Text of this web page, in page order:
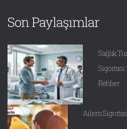
Son Paylaşımlar
Sağlık
Rehber
Ailem